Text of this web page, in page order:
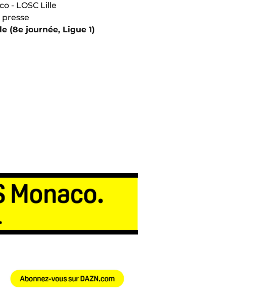
- LOSC Lille
(8e journée, Ligue 1)